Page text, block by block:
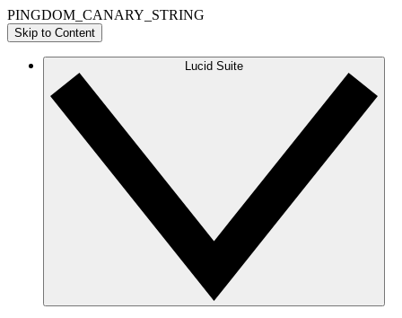
PINGDOM_CANARY_STRING
Skip to Content
Lucid Suite